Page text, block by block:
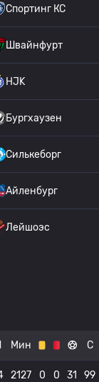
Спортинг КС
Швайнфурт
HJK
Бургхаузен
Силькеборг
Айленбург
Лейшоэс
Мин С
2127 0 0 31 99